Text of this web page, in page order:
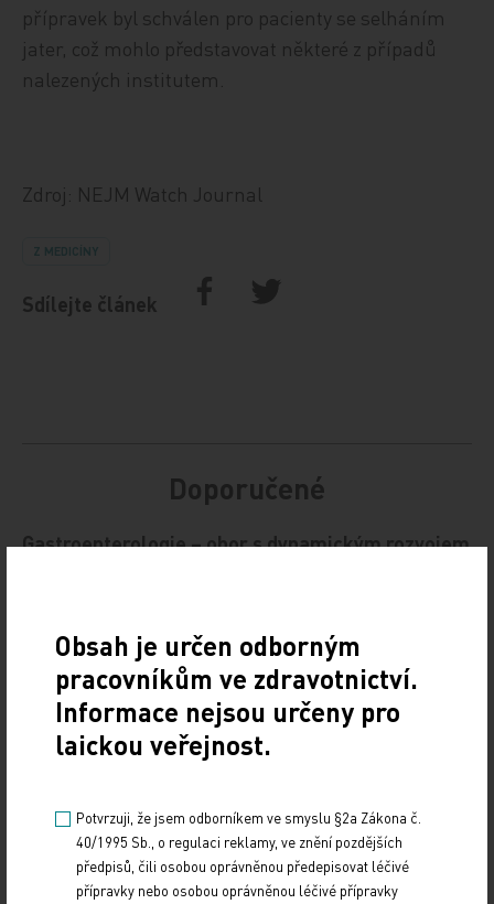
přípravek byl schválen pro pacienty se selháním
jater, což mohlo představovat některé z případů
nalezených institutem.
Zdroj: NEJM Watch Journal
Z MEDICÍNY
Sdílejte článek
Doporučené
Gastroenterologie – obor s dynamickým rozvojem
Letošní 18. ročník Gastroenterologických dnů v Karlových
Varech se setkal se značným zájmem odborné veřejnosti,
a to i díky velmi pestrému programu,…
Štěrba: Dynamicky se rozvíjející nádory
10. 12. 2024
Prof. MUDr. Jaroslavu Štěrbovi, Ph.D., přednostovi Kliniky
dětské onkologie LF MU a FN Brno a vedoucímu jedné
Obsah je určen odborným
pracovníkům ve zdravotnictví.
Informace nejsou určeny pro
laickou veřejnost.
Potvrzuji, že jsem odborníkem ve smyslu §2a Zákona č.
40/1995 Sb., o regulaci reklamy, ve znění pozdějších
předpisů, čili osobou oprávněnou předepisovat léčivé
přípravky nebo osobou oprávněnou léčivé přípravky